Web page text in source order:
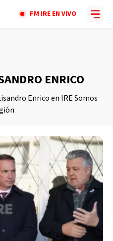
FM IRE EN VIVO
ENRICO
Enrico en IRE Somos